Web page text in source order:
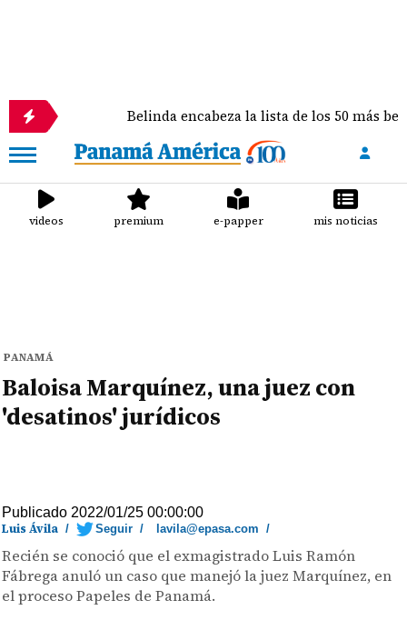
Belinda encabeza la lista de los 50 más bellos de
videos premium e-papper mis noticias
PANAMÁ
Baloisa Marquínez, una juez con
'desatinos' jurídicos
Publicado 2022/01/25 00:00:00
Luis Ávila / Seguir / lavila@epasa.com /
Recién se conoció que el exmagistrado Luis Ramón
Fábrega anuló un caso que manejó la juez Marquínez, en
el proceso Papeles de Panamá.